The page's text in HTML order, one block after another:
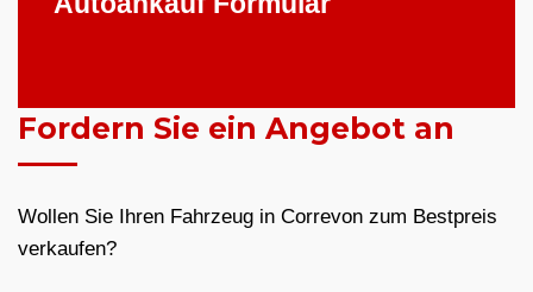
Fordern Sie ein Angebot an
Wollen Sie Ihren Fahrzeug in Correvon zum Bestpreis
verkaufen?